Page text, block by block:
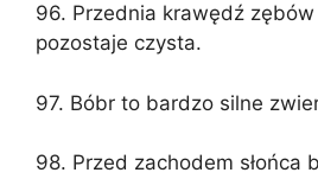
96. Przednia krawędź
pozostaje czysta.
97. Bóbr to bardzo silne
98. Przed zachodem słońca